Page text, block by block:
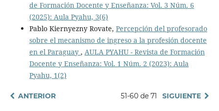
de Formación Docente y Enseñanza: Vol. 3 Núm. 6
(2025): Aula Pyahu, 3(6)
Pablo Kiernyezny Rovate, Percepción del profesorado
sobre el mecanismo de ingreso a la profesión docente
en el Paraguay , AULA PYAHU - Revista de Formación
Docente y Enseñanza: Vol. 1 Núm. 2 (2023): Aula
Pyahu, 1(2)
ANTERIOR 51-60 de 71 SIGUIENTE